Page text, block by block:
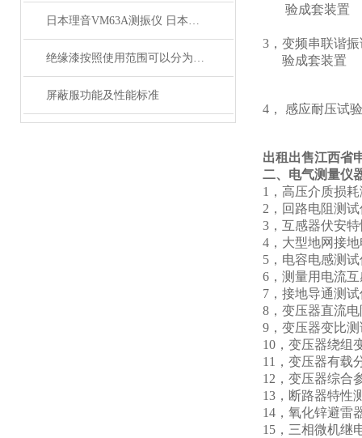
日本理音VM63A测振仪 日本理音VM63A测振仪*
绝缘漆按照使用范围可以分为哪几类
屏蔽服功能及性能标准
验成套装置
3，变频串联
验成套装
4， 感应耐压试
出租出售江西省
二、电气测量仪
1，高压介
2，回路电阻
3，互感器伏
4，大型地网
5，电容电
6，测量用电
7，接地导
8，变压器直
9，变压器
10，变压器绕
11，变压器有
12，变压器
13，断路
14，氧化锌避
15，三相微